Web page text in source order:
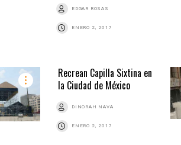
EDGAR ROSAS
ENERO 2, 2017
Recrean Capilla Sixtina en
la Ciudad de México
DINORAH NAVA
ENERO 2, 2017